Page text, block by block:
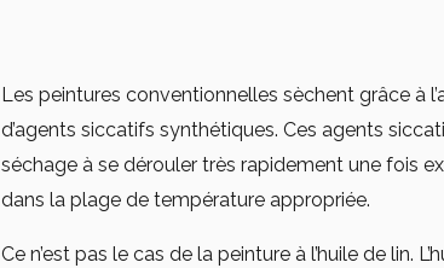
Les peintures conventionnelles sèchent grâce à
d’agents siccatifs synthétiques. Ces agents
séchage à se dérouler très rapidement une fois
dans la plage de température appropriée.
Ce n’est pas le cas de la peinture à l’huile de lin.